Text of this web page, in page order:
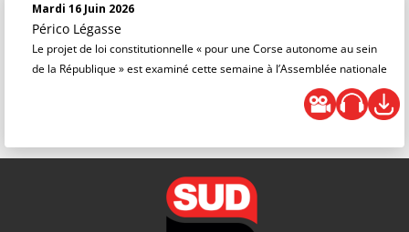
Mardi 16 Juin 2026
Périco Légasse
Le projet de loi constitutionnelle « pour une Corse autonome au sein
de la République » est examiné cette semaine à l’Assemblée nationale